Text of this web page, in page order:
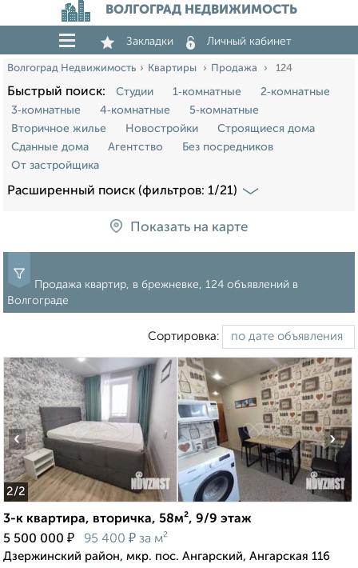
ВОЛГОГРАД НЕДВИЖИМОСТЬ
Закладки Личный кабинет
Волгоград Недвижимость Квартиры Продажа 124
Быстрый поиск: Студии 1‑комнатные
2‑комнатные
3‑комнатные
4‑комнатные
5‑комнатные
Вторичное жилье
Новостройки
Строящиеся дома
Сданные дома
Агентство
Без посредников
От застройщика
Расширенный поиск (фильтров: 1/21)
Показать на карте
Продажа квартир, в брежневке, 124 объявлений в
Волгограде
Сортировка:
2/2
‹ ›
3-к квартира, вторичка, 58м², 9/9 этаж
5 500 000 ₽ 95 400 ₽ за м²
Дзержинский район, мкр. пос. Ангарский, Ангарская 116